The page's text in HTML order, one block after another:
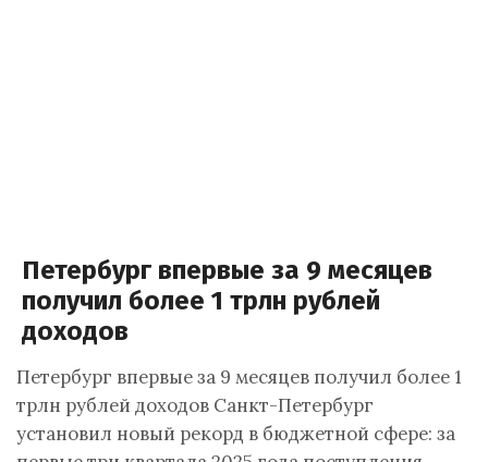
Петербург впервые за 9 месяцев
получил более 1 трлн рублей
доходов
Петербург впервые за 9 месяцев получил более 1
трлн рублей доходов Санкт-Петербург
установил новый рекорд в бюджетной сфере: за